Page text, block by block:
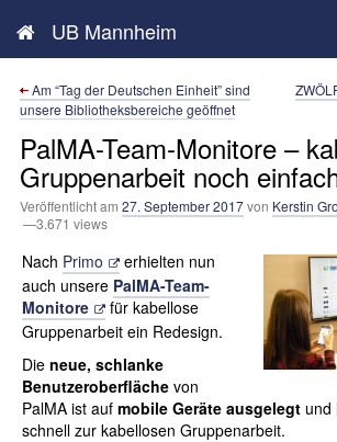
UB Mannheim
Neues aus der UB
Am “Tag der Deutschen Einheit” sind
unsere Bibliotheksbereiche geöffnet
PalMA-Team-Monitore –
Gruppenarbeit noch
Veröffentlicht am 27. September 2017von Kerstin
—3.671 views
Nach Primo
erhielten nun
auch unsere PalMA-Team-
Monitore
für kabellose
Gruppenarbeit ein Redesign.
Die neue, schlanke
Benutzeroberfläche von
PalMA ist auf mobile Geräte ausgelegt und
schnell zur kabellosen Gruppenarbeit.